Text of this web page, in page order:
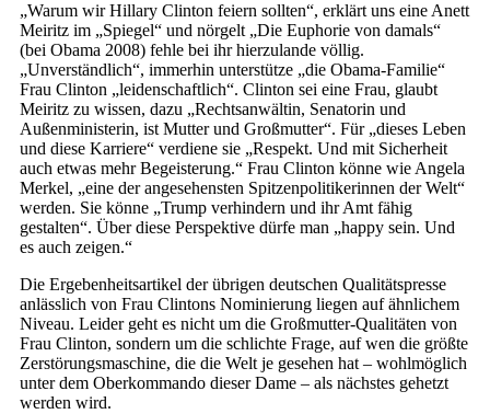
„Warum wir Hillary Clinton feiern sollten“, erklärt uns eine Anett
Meiritz im „Spiegel“ und nörgelt „Die Euphorie von damals“
(bei Obama 2008) fehle bei ihr hierzulande völlig.
„Unverständlich“, immerhin unterstütze „die Obama-Familie“
Frau Clinton „leidenschaftlich“. Clinton sei eine Frau, glaubt
Meiritz zu wissen, dazu „Rechtsanwältin, Senatorin und
Außenministerin, ist Mutter und Großmutter“. Für „dieses Leben
und diese Karriere“ verdiene sie „Respekt. Und mit Sicherheit
auch etwas mehr Begeisterung.“ Frau Clinton könne wie Angela
Merkel, „eine der angesehensten Spitzenpolitikerinnen der Welt“
werden. Sie könne „Trump verhindern und ihr Amt fähig
gestalten“. Über diese Perspektive dürfe man „happy sein. Und
es auch zeigen.“
Die Ergebenheitsartikel der übrigen deutschen Qualitätspresse
anlässlich von Frau Clintons Nominierung liegen auf ähnlichem
Niveau. Leider geht es nicht um die Großmutter-Qualitäten von
Frau Clinton, sondern um die schlichte Frage, auf wen die größte
Zerstörungsmaschine, die die Welt je gesehen hat – wohlmöglich
unter dem Oberkommando dieser Dame – als nächstes gehetzt
werden wird.